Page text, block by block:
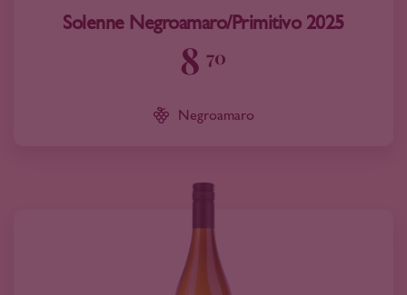
Solenne Negroamaro/Primitivo 2025
8 70
Negroamaro